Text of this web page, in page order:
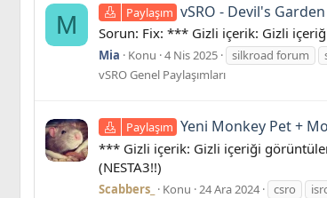
M Paylaşım vSRO - Devil's
Sorun: Fix: *** Gizli içerik: Gizli
Mia Konu 4 Nis 2025 silkroad forum
vSRO Genel Paylaşımları
Paylaşım Yeni Monkey Pet +
*** Gizli içerik: Gizli içeriği
(NESTA3!!)
Scabbers_ Konu 24 Ara 2024 csro